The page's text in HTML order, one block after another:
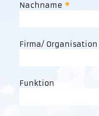
Nachname
Firma/ Organisation
Funktion